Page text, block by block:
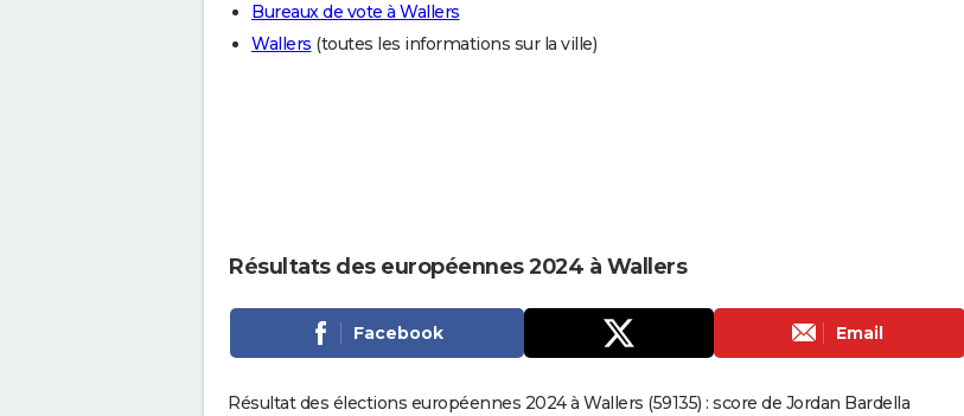
Bureaux de vote à Wallers
Wallers (toutes les informations sur la ville)
Résultats des européennes 2024 à Wallers
Facebook Email
Résultat des élections européennes 2024 à Wallers (59135) : score de Jordan Bardella